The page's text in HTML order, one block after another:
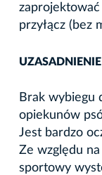
przyłącz (bez
Brak wybiegu
opiekunów
Jest bardzo
Ze względu
sportowy